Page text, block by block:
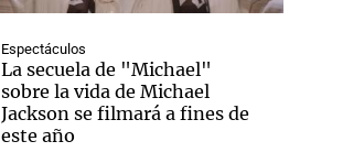
Espectáculos
La secuela de "Michael"
sobre la vida de Michael
Jackson se filmará a fines de
este año